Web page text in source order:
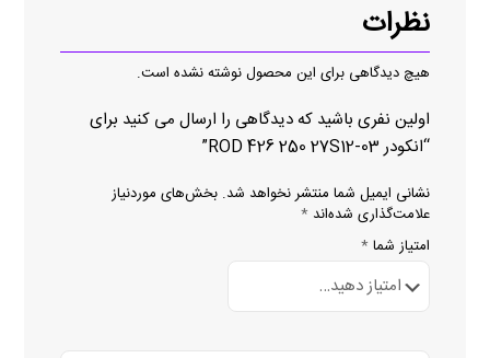
نظرات
هیچ دیدگاهی برای این محصول نوشته نشده است.
اولین نفری باشید که دیدگاهی را ارسال می کنید برای
“انکودر ROD 426 250 27S12-03”
نشانی ایمیل شما منتشر نخواهد شد. بخش‌های موردنیاز
علامت‌گذاری شده‌اند *
امتیاز شما *